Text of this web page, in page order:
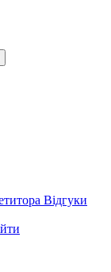
Відгуки